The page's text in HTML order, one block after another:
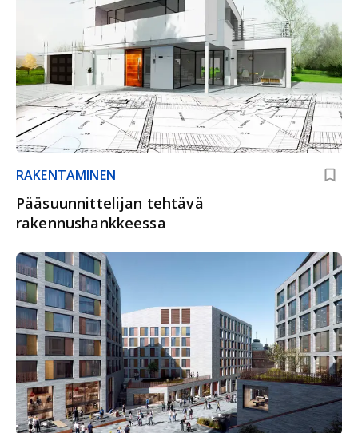
RAKENTAMINEN
Pääsuunnittelijan tehtävä
rakennushankkeessa